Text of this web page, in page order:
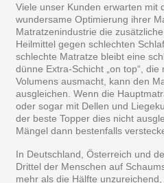
Viele unser Kunden erwarten mit
wundersame Optimierung ihrer
Matratzenindustrie die
Heilmittel gegen schlechten
schlechte Matratze bleibt eine
dünne Extra-Schicht „on top“,
Volumens ausmacht, kann den
ausgleichen. Wenn die
oder sogar mit Dellen und
der beste Topper dies nicht
Mängel dann bestenfalls
In Deutschland, Österreich und
Drittel der Menschen auf
mehr als die Hälfte